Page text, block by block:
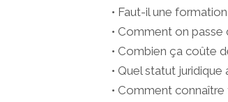
• Faut-il une
• Comment on passe
• Combien ça coûte
• Quel statut
• Comment